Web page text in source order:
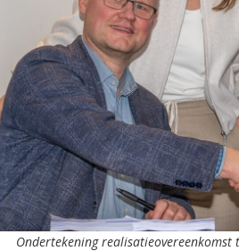
Ondertekening realisatieovereenkomst